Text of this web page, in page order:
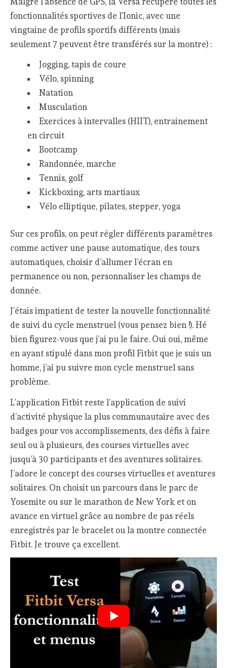
fonctionnalités sportives de l’Ionic, avec une
vingtaine de profils sportifs différents (mais
seulement 7 peuvent être transférés sur la montre) :
Jogging, tapis de coure
Vélo, spinning
Natation
Musculation
Exercices à intervalles (HIIT), entrainement
en circuit
Bootcamp
Randonnée, marche
Tennis, golf
Kickboxing, arts martiaux
Vélo elliptique, pilates, stepper, yoga
Sur ces profils, on peut régler différents paramètres
comme activer une pause automatique, des tours
automatiques, choisir d’allumer l’écran en
permanence ou non, personnaliser les champs de
donnée.
J’étais impatient de tester la nouvelle fonctionnalité
de suivi du cycle menstruel (vous pensez bien !). Hé
bien figurez-vous que j’ai pu le faire. Oui oui, même
en ayant stipulé dans mon profil Fitbit que je suis un
homme, j’ai pu suivre mon cycle menstruel sans
problème.
L’application Fitbit reste l’application de suivi
d’activité physique la plus communautaire avec des
badges pour vos accomplissements, des défis à faire
seul ou à plusieurs, des courses virtuelles avec
jusqu’à 30 participants et des aventures solitaires.
J’adore le concept des courses virtuelles et aventures
solitaires. On choisit un parcours dans le parc de
Yosemite ou sur le marathon de New York et on
avance en virtuel grâce au nombre de pas réels
enregistrés par le bracelet ou la montre connectée
Fitbit. Je trouve ça excellent.